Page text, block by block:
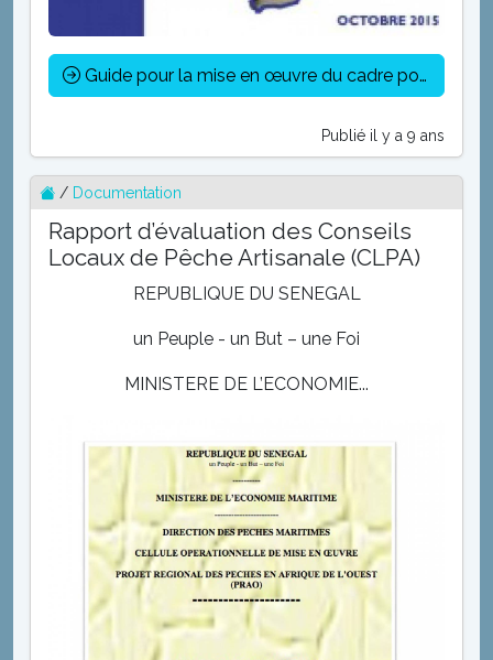
Guide pour la mise en œuvre du cadre politique et de la stratégie de réforme de la pêche et de l&rsquo;aquaculture en Afrique
Publié il y a 9 ans
/ Documentation
Rapport d’évaluation des Conseils
Locaux de Pêche Artisanale (CLPA)
REPUBLIQUE DU SENEGAL
un Peuple - un But – une Foi
MINISTERE DE L’ECONOMIE...